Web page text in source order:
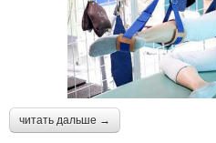
читать дальше →